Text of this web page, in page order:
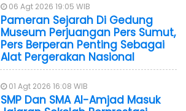
06 Agt 2026 19:05 WIB
Pameran Sejarah Di Gedung
Museum Perjuangan Pers Sumut,
Pers Berperan Penting Sebagai
Alat Pergerakan Nasional
01 Agt 2026 16:08 WIB
SMP Dan SMA Al-Amjad Masuk